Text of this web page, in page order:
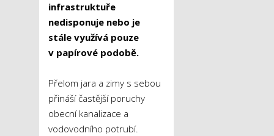
infrastruktuře
nedisponuje nebo je
stále využívá pouze
v papírové podobě.
Přelom jara a zimy s sebou
přináší častější poruchy
obecní kanalizace a
vodovodního potrubí.